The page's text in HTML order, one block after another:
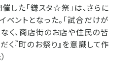
した「鎌スタ☆祭」は、さらに
ベントとなった。「試合だけが
く、商店街のお店や住民の皆
く『町のお祭り』を意識して作